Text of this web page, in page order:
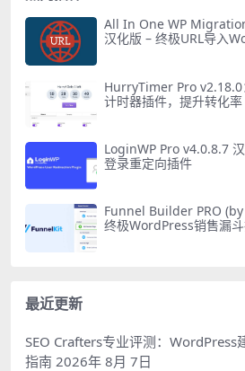
All In One WP
汉化版 – 终极URL导入
HurryTimer Pro
计时器插件，提升转化率
LoginWP Pro v4.0.8.7
登录重定向插件
Funnel Builder PRO
终极WordPress销售漏
最近更新
SEO Crafters专业评测：WordPress
指南 2026年 8月 7日